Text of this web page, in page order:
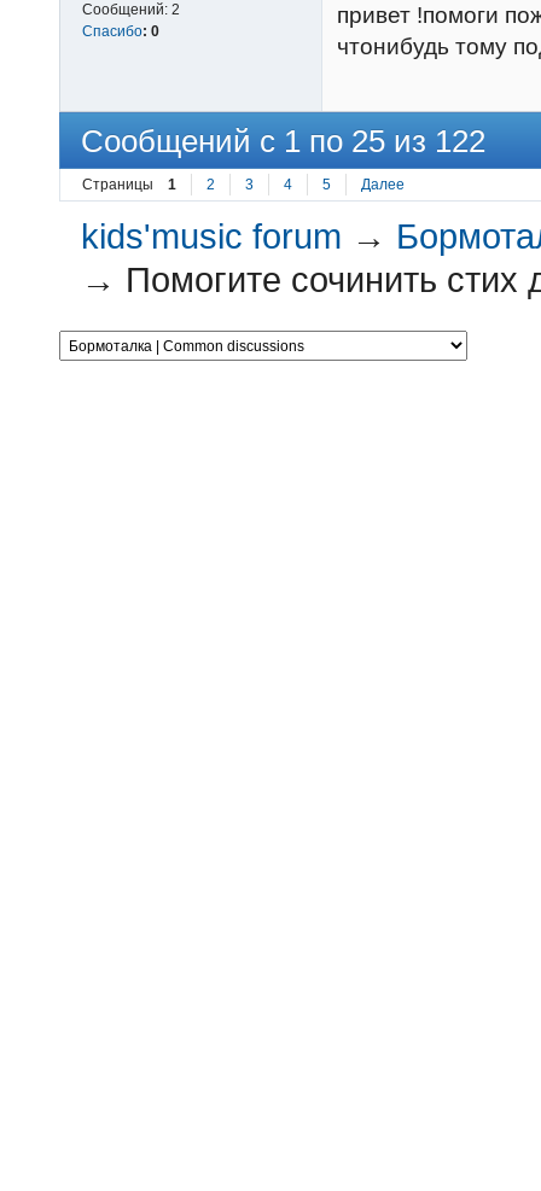
Сообщений: 2
Спасибо: 0
привет !помоги
чтонибудь тому
Сообщений с 1 по 25 из 122
Страницы 1 2 3 4 5 Далее
kids'music forum →
→ Помогите сочинить стих